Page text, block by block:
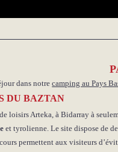
dans notrecamping au Pays
DU BAZTAN
loisirs Arteka, à Bidarray à
et tyrolienne. Le site dispose de
permettent aux visiteurs